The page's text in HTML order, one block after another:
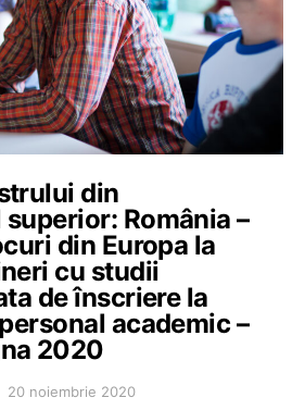
din
România –
din Europa la
cu studii
de înscriere la
academic –
2020
20 noiembrie 2020